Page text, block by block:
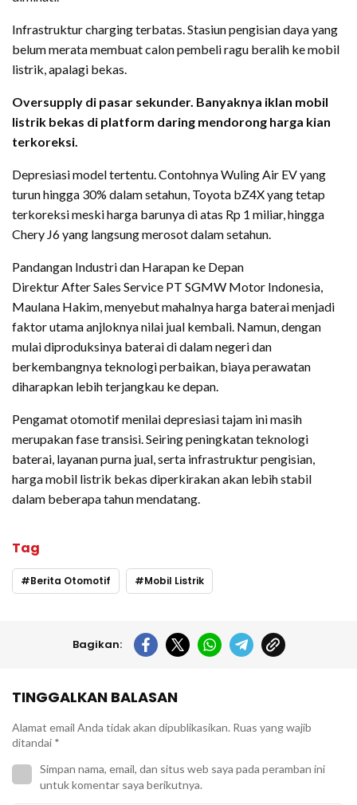
Infrastruktur charging terbatas. Stasiun pengisian daya yang
belum merata membuat calon pembeli ragu beralih ke mobil
listrik, apalagi bekas.
Oversupply di pasar sekunder. Banyaknya iklan mobil
listrik bekas di platform daring mendorong harga kian
terkoreksi.
Depresiasi model tertentu. Contohnya Wuling Air EV yang
turun hingga 30% dalam setahun, Toyota bZ4X yang tetap
terkoreksi meski harga barunya di atas Rp 1 miliar, hingga
Chery J6 yang langsung merosot dalam setahun.
Pandangan Industri dan Harapan ke Depan
Direktur After Sales Service PT SGMW Motor Indonesia,
Maulana Hakim, menyebut mahalnya harga baterai menjadi
faktor utama anjloknya nilai jual kembali. Namun, dengan
mulai diproduksinya baterai di dalam negeri dan
berkembangnya teknologi perbaikan, biaya perawatan
diharapkan lebih terjangkau ke depan.
Pengamat otomotif menilai depresiasi tajam ini masih
merupakan fase transisi. Seiring peningkatan teknologi
baterai, layanan purna jual, serta infrastruktur pengisian,
harga mobil listrik bekas diperkirakan akan lebih stabil
dalam beberapa tahun mendatang.
Tag
Berita Otomotif Mobil Listrik
Bagikan:
TINGGALKAN BALASAN
Alamat email Anda tidak akan dipublikasikan. Ruas yang wajib
ditandai *
Simpan nama, email, dan situs web saya pada peramban ini
untuk komentar saya berikutnya.